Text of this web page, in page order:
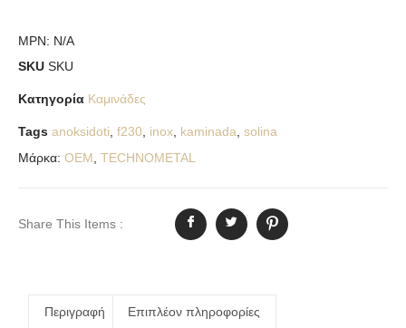
MPN: N/A
SKU SKU
Κατηγορία Καμινάδες
Tags anoksidoti f230 inox kaminada solina
Μάρκα: OEM TECHNOMETAL
Share This Items :
Περιγραφή Επιπλέον πληροφορίες